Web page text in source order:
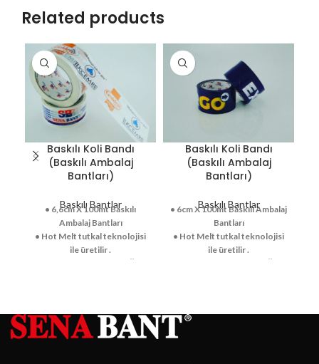
Related products
Baskılı Koli Bandı
(Baskılı Ambalaj
Bantları)
Baskılı Bantlar
• 6,6cm X 100mt Baskılı
Ambalaj Bantları
• Hot Melt tutkal teknolojisi
ile üretilir .
• İstenilen metrelerde sarım
yapılabilir
Baskılı Koli Bandı
(Baskılı Ambalaj
Bantları)
Baskılı Bantlar
• 6cm X 100mt Baskılı Ambalaj
Bantları
• Hot Melt tutkal teknolojisi
ile üretilir .
• Kuvvetli yapışma özelliğine
• İstenilen metrelerde sarım
•